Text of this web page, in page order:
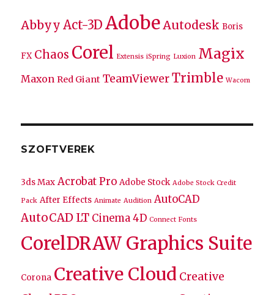
Abbyy Act-3D AdobeAutodesk Boris
FX Chaos Corel Extensis iSpring Luxion Magix
Maxon Red Giant TeamViewer Trimble Wacom
SZOFTVEREK
3ds Max Acrobat Pro Adobe Stock Adobe Stock Credit
Pack After Effects Animate Audition AutoCAD
AutoCAD LT Cinema 4D Connect Fonts
CorelDRAW Graphics Suite
Corona Creative Cloud Creative